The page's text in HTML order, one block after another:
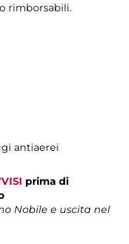
rimborsabili.
antiaerei
prima di
Nobile e uscita nel